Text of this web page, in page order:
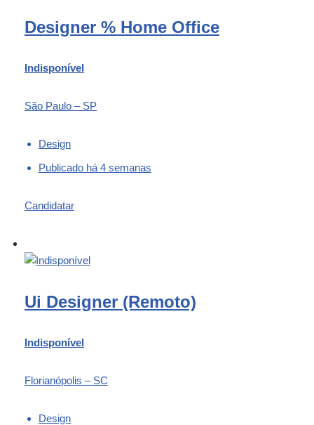
Designer % Home Office
Indisponível
São Paulo – SP
Design
Publicado há 4 semanas
Candidatar
Ui Designer (Remoto)
Indisponível
Florianópolis – SC
Design